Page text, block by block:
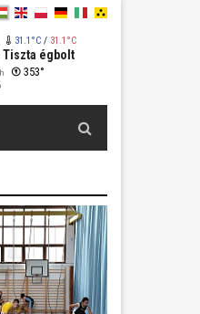
31.1°C/ 31.1°C
Tiszta égbolt
353°